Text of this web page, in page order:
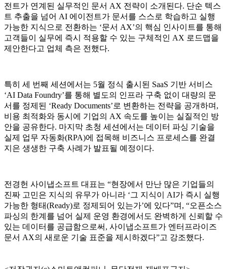
전트가 연계된 실무적인 문서 AX 전략이 소개된다. 단순 텍스
트 추출을 넘어 AI 에이전트가 문서를 스스로 학습하고 실행
가능한 지식으로 전환하는 ‘문서 AX’의 핵심 인사이트를 통해
고객들이 실무에 즉시 적용할 수 있는 구체적인 AX 로드맵을
제안한다고 업체 측은 전했다.
특히 세 번째 세션에서는 5월 정식 출시된 SaaS 기반 서비스
‘AI Data Foundry’를 통해 별도의 인프라 구축 없이 대량의 문
서를 정제된 ‘Ready Documents’로 변환하는 전략을 공개하며,
비용 최적화와 동시에 기업의 AX 속도를 높이는 실질적인 방
안을 공유한다. 마지막 초청 세션에서는 데이터 파싱 기술을
실제 업무 자동화(RPA)에 접목해 비즈니스 프로세스를 완결
지은 생생한 구축 사례가 발표될 예정이다.
전경헌 사이냅소프트 대표는 “현장에서 만난 많은 기업들의
진짜 고민은 지식의 유무가 아니라 ‘그 지식이 AI가 즉시 실행
가능한 형태(Ready)로 정제되어 있는가’에 있다”며, “오픈소스
파싱의 한계를 넘어 실제 운영 환경에서도 완벽하게 신뢰할 수
있는 데이터를 공급함으로써, 사이냅소프트가 엔터프라이즈
문서 AX의 새로운 기술 표준을 제시하겠다”고 강조했다.